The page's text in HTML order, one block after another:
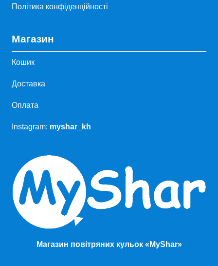
Політика конфіденційності
Магазин
Кошик
Доставка
Оплата
Instagram: myshar_kh
Магазин повітряних кульок «MyShar»